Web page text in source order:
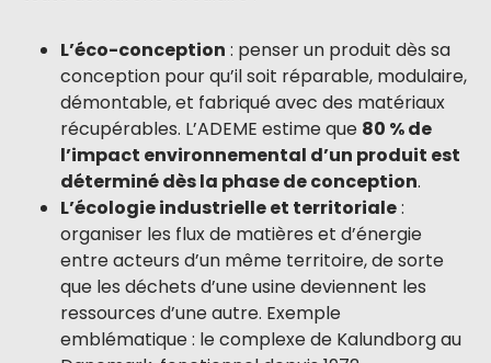
L’éco-conception : penser un produit dès sa
conception pour qu’il soit réparable, modulaire,
démontable, et fabriqué avec des matériaux
récupérables. L’ADEME estime que 80 % de
l’impact environnemental d’un produit est
déterminé dès la phase de conception.
L’écologie industrielle et territoriale:
organiser les flux de matières et d’énergie
entre acteurs d’un même territoire, de sorte
que les déchets d’une usine deviennent les
ressources d’une autre. Exemple
emblématique : le complexe de Kalundborg au